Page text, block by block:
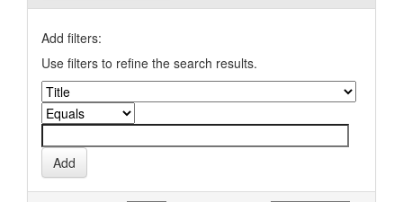
Add filters:
Use filters to refine the search results.